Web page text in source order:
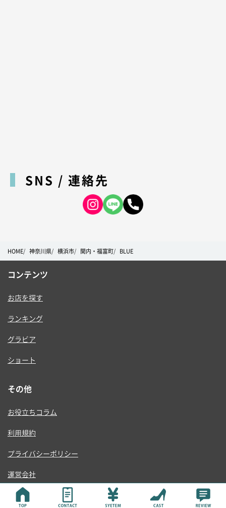
SNS / 連絡先
HOME 神奈川県 横浜市 関内・福富町 BLUE
コンテンツ
お店を探す
ランキング
グラビア
ショート
その他
お役立ちコラム
利用規約
プライバシーポリシー
運営会社
© ONE RISE , K.K.